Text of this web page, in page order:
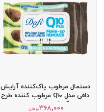
دستمال مرطوب پاک‌کننده آرایش
دافی مدل Q10 مرطوب کننده طرح
آووکادو 50 عددی
تومان۳۶۸,۰۰۰